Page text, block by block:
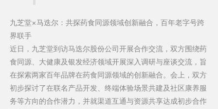
九芝堂×马迭尔：共探药食同源领域创新融合，百年老字号跨
界联手
近日，九芝堂到访马迭尔股份公司开展合作交流，双方围绕药
食同源、大健康及银发经济领域开展深入调研与座谈交流，旨
在探索两家百年品牌在药食同源领域的创新融合。会上，双方
初步探讨了在联名产品开发、终端体验场景共建及社区康养服
务等方向的合作潜力，并就渠道互通与资源共享达成初步合作